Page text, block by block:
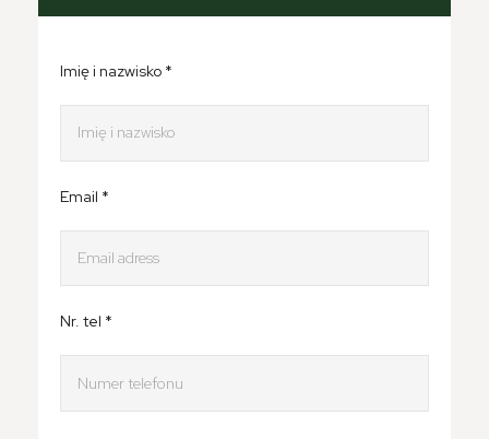
Imię i nazwisko *
Email *
Nr. tel *